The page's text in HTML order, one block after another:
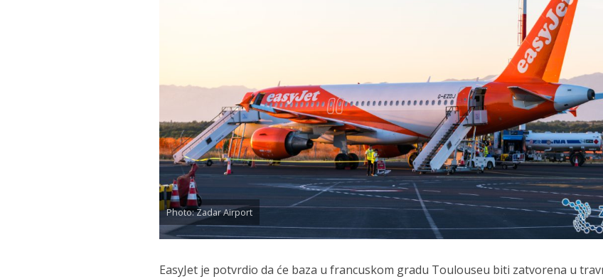
Photo: Zadar Airport
EasyJet je potvrdio da će baza u francuskom gradu Toulouseu biti zatvorena u